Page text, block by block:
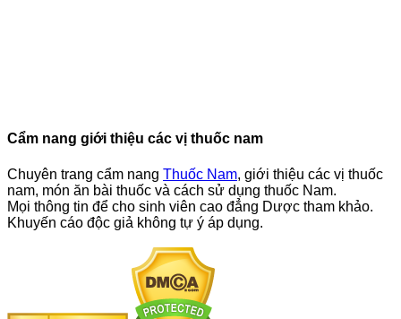
Cẩm nang giới thiệu các vị thuốc nam
Chuyên trang cẩm nang Thuốc Nam, giới thiệu các vị thuốc
nam, món ăn bài thuốc và cách sử dụng thuốc Nam.
Mọi thông tin để cho sinh viên cao đẳng Dược tham khảo.
Khuyến cáo độc giả không tự ý áp dụng.